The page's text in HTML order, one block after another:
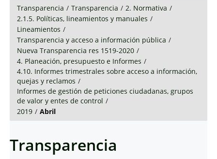
Transparencia / Transparencia / 2. Normativa /
2.1.5. Políticas, lineamientos y manuales /
Lineamientos /
Transparencia y acceso a información pública /
Nueva Transparencia res 1519-2020 /
4. Planeación, presupuesto e Informes /
4.10. Informes trimestrales sobre acceso a información,
quejas y reclamos /
Informes de gestión de peticiones ciudadanas, grupos
de valor y entes de control /
2019 / Abril
Transparencia